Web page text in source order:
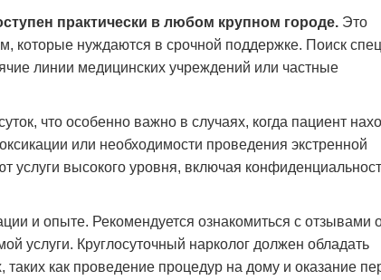
практически в любом крупном городе. Это
которые нуждаются в срочной поддержке. Поиск
линии медицинских учреждений или частные
что особенно важно в случаях, когда пациент
или необходимости проведения экстренной
услуги высокого уровня, включая
и опыте. Рекомендуется ознакомиться с отзывами
услуги. Круглосуточный нарколог должен обладать
как проведение процедур на дому и оказание